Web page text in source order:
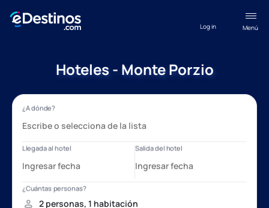
Menú
Log in
Hoteles - Monte Porzio